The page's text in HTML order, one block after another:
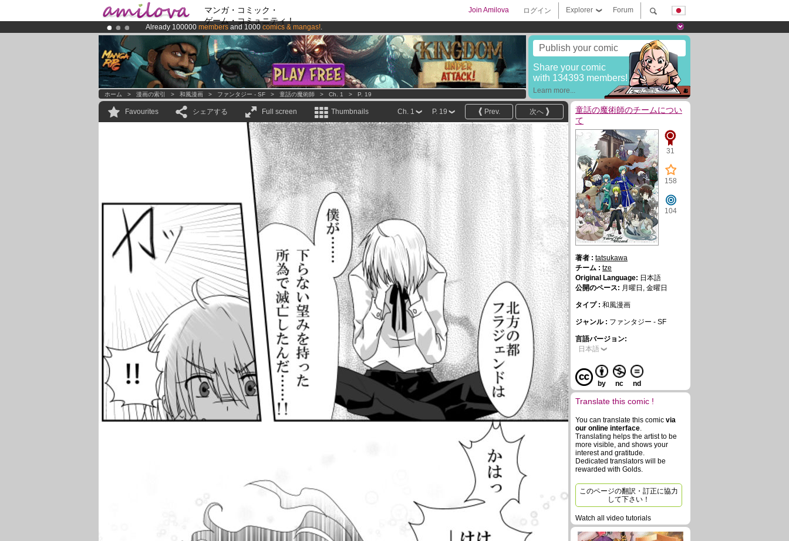
マンガ・コミック・
ゲーム・コミュニティ！
Forum
Explorer
ログイン
Join Amilova
Already 100000 members and 1000 comics & mangas!.
AmilovaKickstarter is now LIVE!.
Premium membership from3.95 euros per month !Get membership now
Publish your comic
Share your comic
with 134393 members!
Learn more...
ホーム > 漫画の索引 > 和風漫画 > ファンタジー - SF > 童話の魔術師 > Ch. 1 > P. 19
Favourites シェアする Full screen Thumbnails 次へ
Prev.
P. 19
Ch. 1
童話の魔術師のチームについ
て
31
158
104
著者 : tatsukawa
チーム : tze
Original Language: 日本語
公開のペース: 月曜日, 金曜日
タイプ : 和風漫画
ジャンル : ファンタジー - SF
言語バージョン:
日本語
by nc nd
Translate this comic !
You can translate this comic via
our online interface.
Translating helps the artist to be
more visible, and shows your
interest and gratitude.
Dedicated translators will be
rewarded with Golds.
このページの翻訳・訂正に協力
して下さい！
Watch all video tutorials